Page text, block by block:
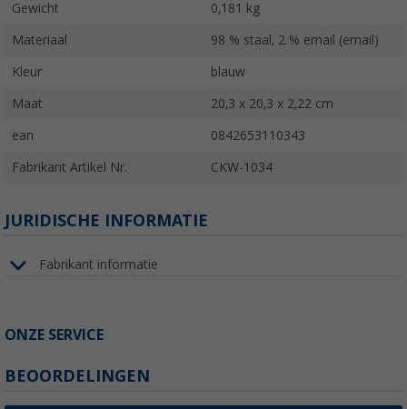
Gewicht 0,181 kg
Materiaal 98 % staal, 2 % email (email)
Kleur blauw
Maat 20,3 x 20,3 x 2,22 cm
ean 0842653110343
Fabrikant Artikel Nr. CKW-1034
JURIDISCHE INFORMATIE
Fabrikant informatie
ONZE SERVICE
BEOORDELINGEN